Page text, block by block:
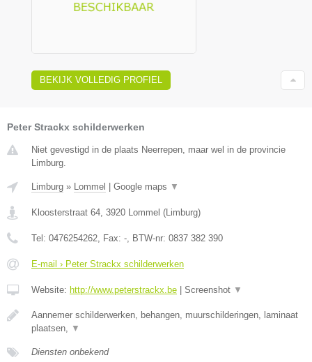
BEKIJK VOLLEDIG PROFIEL
Peter Strackx schilderwerken
Niet gevestigd in de plaats Neerrepen, maar wel in de provincie
Limburg.
Limburg » Lommel Google maps ▼
Kloosterstraat 64, 3920 Lommel (Limburg)
Tel: 0476254262, Fax: -, BTW-nr: 0837 382 390
E-mail › Peter Strackx schilderwerken
Website: http://www.peterstrackx.be Screenshot ▼
Aannemer schilderwerken, behangen, muurschilderingen, laminaat
plaatsen, ▼
Diensten onbekend